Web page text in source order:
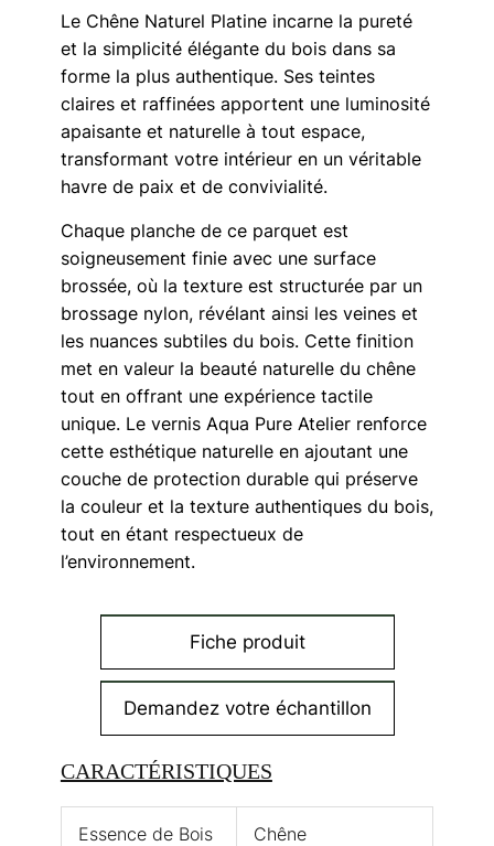
Brossé
Platine
Le Chêne Naturel Platine incarne la pureté
et la simplicité élégante du bois dans sa
forme la plus authentique. Ses teintes
claires et raffinées apportent une luminosité
apaisante et naturelle à tout espace,
transformant votre intérieur en un véritable
havre de paix et de convivialité.
Chaque planche de ce parquet est
soigneusement finie avec une surface
brossée, où la texture est structurée par un
brossage nylon, révélant ainsi les veines et
les nuances subtiles du bois. Cette finition
met en valeur la beauté naturelle du chêne
tout en offrant une expérience tactile
unique. Le vernis Aqua Pure Atelier renforce
cette esthétique naturelle en ajoutant une
couche de protection durable qui préserve
la couleur et la texture authentiques du bois,
tout en étant respectueux de
l’environnement.
Fiche produit
Demandez votre échantillon
CARACTÉRISTIQUES
Essence de Bois Chêne